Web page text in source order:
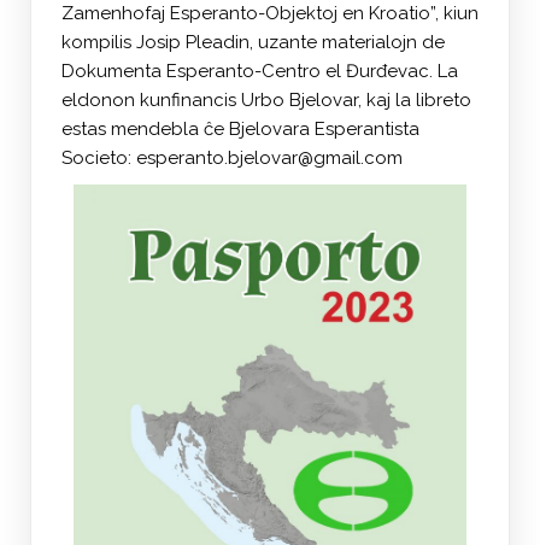
Zamenhofaj Esperanto-Objektoj en Kroatio”, kiun
kompilis Josip Pleadin, uzante materialojn de
Dokumenta Esperanto-Centro el Đurđevac. La
eldonon kunfinancis Urbo Bjelovar, kaj la libreto
estas mendebla ĉe Bjelovara Esperantista
Societo: esperanto.bjelovar@gmail.com